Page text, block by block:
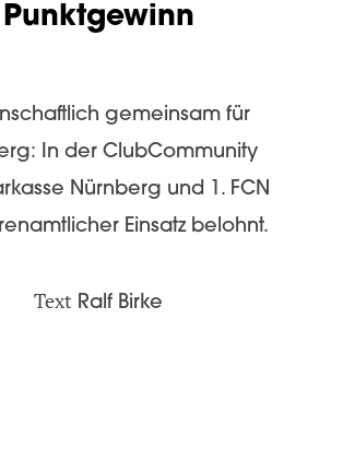
Punktgewinn
gemeinsam für
In der ClubCommunity
Nürnberg und 1. FCN
Einsatz belohnt.
Text Ralf Birke